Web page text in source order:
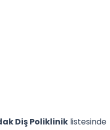
Diş Poliklinik listesinde